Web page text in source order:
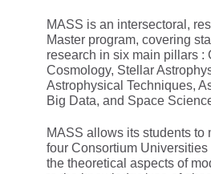
MASS is an intersectoral,
Master program, covering
research in six main pillars :
Cosmology, Stellar
Astrophysical Techniques,
Big Data, and Space
MASS allows its students to
four Consortium
the theoretical aspects of